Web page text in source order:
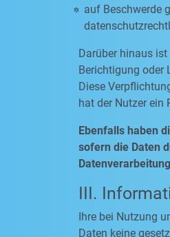
auf Beschwerde
Darüber hinaus
Berichtigung oder
Diese
hat der Nutzer ein
Ebenfalls haben
sofern die Daten
III.
Ihre bei Nutzung
Daten keine